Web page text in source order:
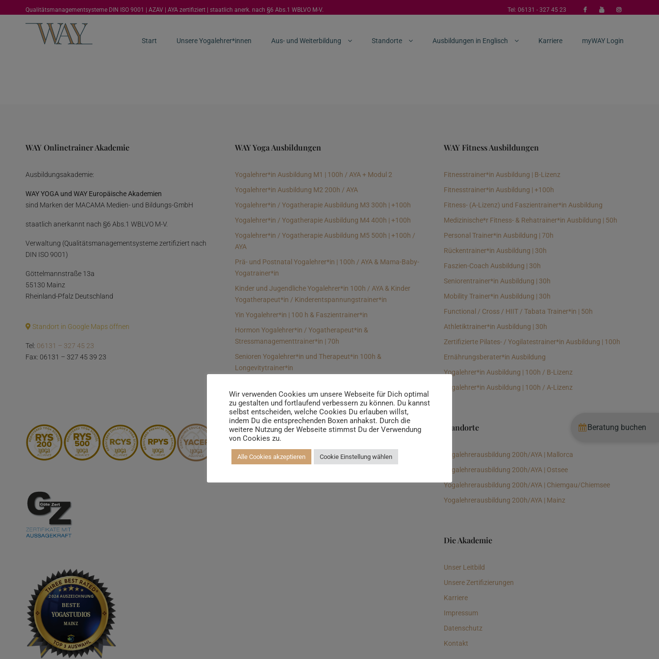
Qualitätsmanagementsysteme DIN ISO 9001 | AZAV | AYA zertifiziert | staatlich anerk. nach §6 Abs.1 WBLVO M-V. Tel: 06131 - 327 45 23
Start Unsere Yogalehrer*innen Aus- und Weiterbildung Standorte Ausbildungen in Englisch Karriere myWAY Login
WAY Onlinetrainer Akademie
Ausbildungsakademie:
WAY YOGA und WAY Europäische Akademien
sind Marken der MACAMA Medien- und Bildungs-GmbH
staatlich anerkannt nach §6 Abs.1 WBLVO M-V.
Verwaltung (Qualitätsmanagementsysteme zertifiziert nach
DIN ISO 9001)
Göttelmannstraße 13a
55130 Mainz
Rheinland-Pfalz Deutschland
Standort in Google Maps öffnen
Tel: 06131 – 327 45 23
Fax: 06131 – 327 45 39 23
WAY Yoga Ausbildungen
Yogalehrer*in Ausbildung M1 | 100h / AYA + Modul 2
Yogalehrer*in Ausbildung M2 200h / AYA
Yogalehrer*in / Yogatherapie Ausbildung M3 300h | +100h
Yogalehrer*in / Yogatherapie Ausbildung M4 400h | +100h
Yogalehrer*in / Yogatherapie Ausbildung M5 500h | +100h /
AYA
Prä- und Postnatal Yogalehrer*in | 100h / AYA & Mama-Baby-
Yogatrainer*in
Kinder und Jugendliche Yogalehrer*in 100h / AYA & Kinder
Yogatherapeut*in / Kinderentspannungstrainer*in
Yin Yogalehrer*in | 100 h & Faszientrainer*in
Hormon Yogalehrer*in / Yogatherapeut*in &
Stressmanagementtrainer*in | 70h
Senioren Yogalehrer*in und Therapeut*in 100h &
Longevitytrainer*in
Meditationsleiter*in | 50h & Achtsamkeitstrainer*in
Yoga Alignmenttrainer*in | 40h
Yoga Hilfsmitteltrainer*in Ausbildung | 10 h
WAY Fitness Ausbildungen
Fitnesstrainer*in Ausbildung | B-Lizenz
Fitnesstrainer*in Ausbildung | +100h
Fitness- (A-Lizenz) und Faszientrainer*in Ausbildung
Medizinische*r Fitness- & Rehatrainer*in Ausbildung | 50h
Personal Trainer*in Ausbildung | 70h
Rückentrainer*in Ausbildung | 30h
Faszien-Coach Ausbildung | 30h
Seniorentrainer*in Ausbildung | 30h
Mobility Trainer*in Ausbildung | 30h
Functional / Cross / HIIT / Tabata Trainer*in | 50h
Athletiktrainer*in Ausbildung | 30h
Zertifizierte Pilates- / Yogilatestrainer*in Ausbildung | 100h
Ernährungsberater*in Ausbildung
Yogalehrer*in Ausbildung | 100h / B-Lizenz
Yogalehrer*in Ausbildung | 100h / A-Lizenz
Standorte
Yogalehrerausbildung 200h/AYA | Mallorca
Yogalehrerausbildung 200h/AYA | Ostsee
Yogalehrerausbildung 200h/AYA | Chiemgau/Chiemsee
Yogalehrerausbildung 200h/AYA | Mainz
Die Akademie
Unser Leitbild
Unsere Zertifizierungen
Karriere
Impressum
Datenschutz
Kontakt
Wir verwenden Cookies um unsere Webseite für Dich optimal
zu gestalten und fortlaufend verbessern zu können. Du kannst
selbst entscheiden, welche Cookies Du erlauben willst,
indem Du die entsprechenden Boxen anhakst. Durch die
weitere Nutzung der Webseite stimmst Du der Verwendung
von Cookies zu.
Alle Cookies akzeptieren Cookie Einstellung wählen
Beratung buchen